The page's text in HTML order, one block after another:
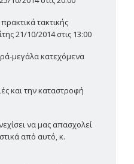
τακτικής
21/10/2014 στις 13:00
μεγάλα κατεχόμενα
και την καταστροφή
να μας απασχολεί
από αυτό, κ.